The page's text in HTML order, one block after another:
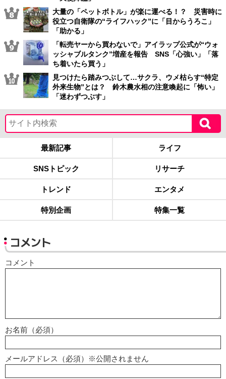
大量の「ペットボトル」が楽に運べる！？ 災害時に
役立つ自衛隊の“ライフハック”に「目からうろこ」
「助かる」
「転売ヤーから買わないで」アイラップ公式が“ウォ
ッシャブルタンク”増産を報告 SNS「心強い」「落
ち着いたら買う」
見つけたら踏みつぶして…サクラ、ウメ枯らす“特定
外来生物”とは？ 鈴木農水相の注意喚起に「怖い」
「迷わずつぶす」
最新記事 ライフ
SNSトピック リサーチ
トレンド エンタメ
特別企画 特集一覧
コメント
コメント
お名前（必須）
メールアドレス（必須）※公開されません